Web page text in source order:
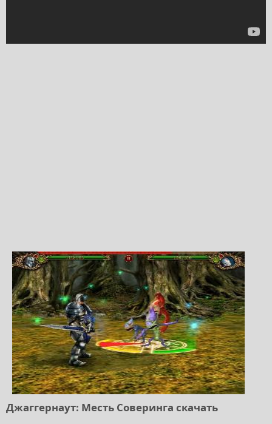
Джаггернаут: Месть Соверинга скачать